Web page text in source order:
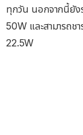
ทุกวัน นอกจากนี้ยัง
50W และสามารถ
22.5W